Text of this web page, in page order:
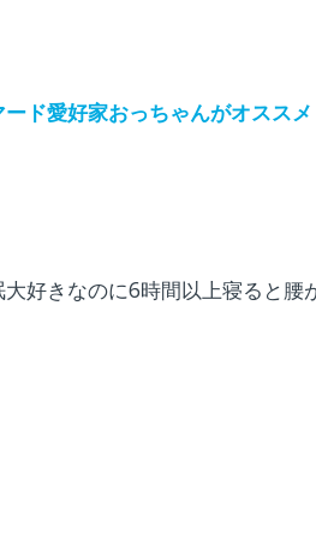
ード愛好家おっちゃんがオススメ
好きなのに6時間以上寝ると腰